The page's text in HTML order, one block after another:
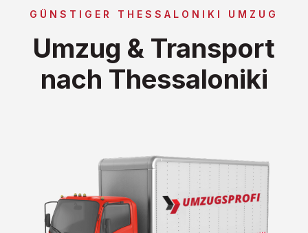
GÜNSTIGER THESSALONIKI UMZUG
Umzug & Transport
nach Thessaloniki